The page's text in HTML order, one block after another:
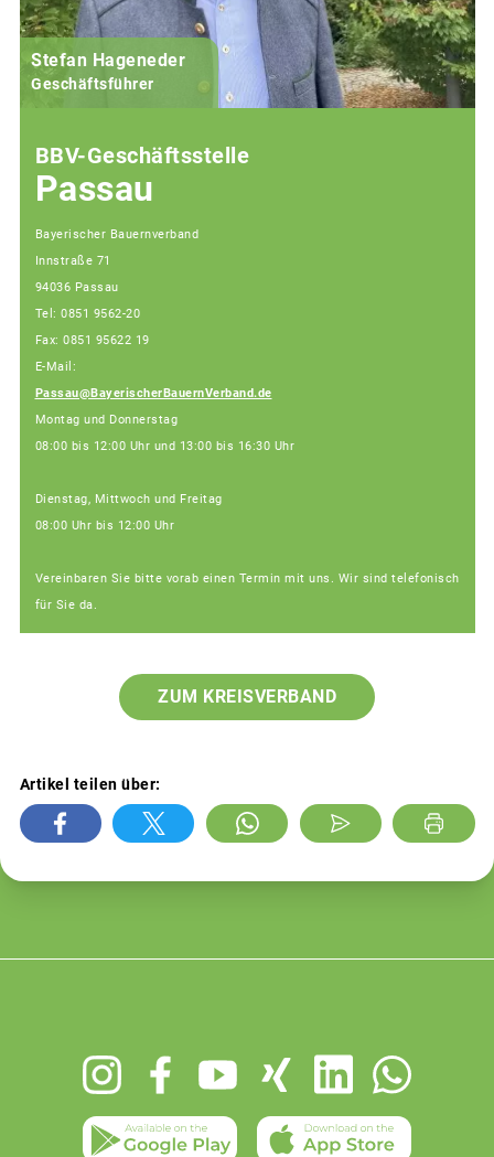
Stefan Hageneder
Geschäftsführer
BBV-Geschäftsstelle
Passau
Bayerischer Bauernverband
Innstraße 71
94036 Passau
Tel: 0851 9562-20
Fax: 0851 95622 19
E-Mail:
Passau@BayerischerBauernVerband.de
Montag und Donnerstag
08:00 bis 12:00 Uhr und 13:00 bis 16:30 Uhr
Dienstag, Mittwoch und Freitag
08:00 Uhr bis 12:00 Uhr
Vereinbaren Sie bitte vorab einen Termin mit uns. Wir sind telefonisch
für Sie da.
ZUM KREISVERBAND
Artikel teilen über: